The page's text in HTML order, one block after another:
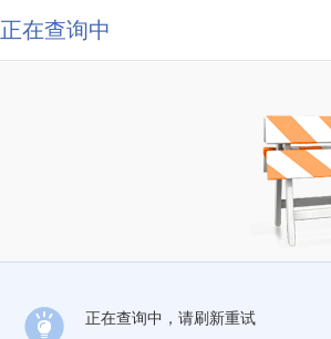
正在查询中
正在查询中，请刷新重试